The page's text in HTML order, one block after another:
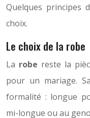
Quelques principes
choix.
Le choix de la robe
La robe reste la
pour un mariage.
formalité : longue
mi-longue ou au